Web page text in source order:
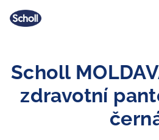
obsah
Scholl
zdravotní